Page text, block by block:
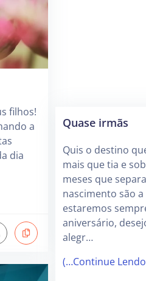
filhos!
a
dia
Quase irmãs
Quis o destino
mais que tia e
meses que
nascimento são
estaremos
aniversário,
alegr…
(…Continue